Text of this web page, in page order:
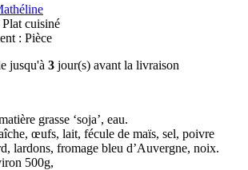
cuisiné
: Pièce
jusqu'à 3 jour(s) avant la livraison
grasse ‘soja’, eau.
œufs, lait, fécule de maïs, sel, poivre
lardons, fromage bleu d’Auvergne, noix.
500g,